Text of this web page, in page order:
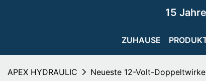
15
ZUHAUSE
APEX HYDRAULIC Neueste 12-Volt-